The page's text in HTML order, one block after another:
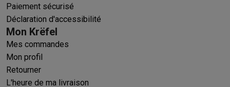
Paiement sécurisé
Déclaration d'accessibilité
Mon Krëfel
Mes commandes
Mon profil
Retourner
L'heure de ma livraison